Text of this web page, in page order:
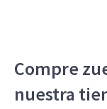
Compre
nuestra